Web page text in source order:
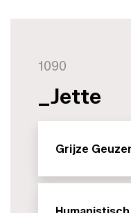
1090
_Jette
Grijze